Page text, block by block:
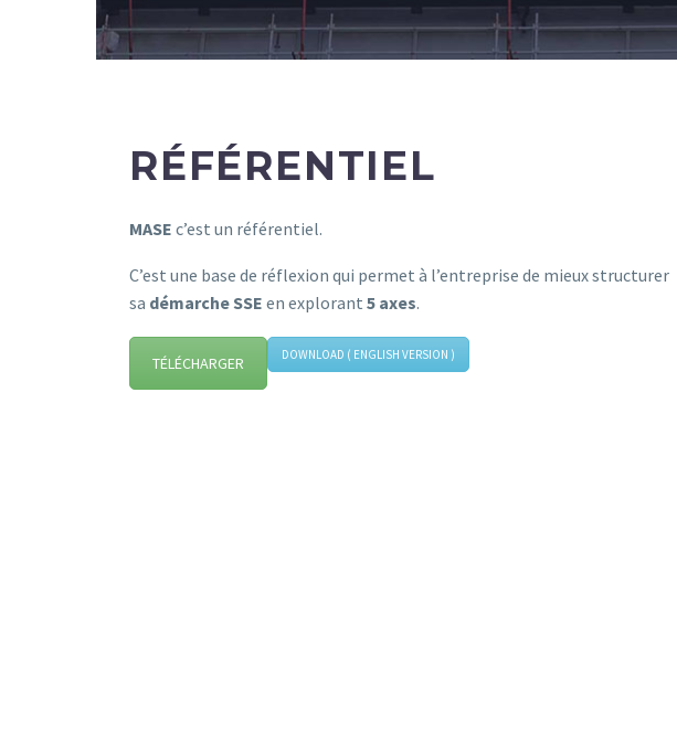
RÉFÉRENTIEL
MASE c’est un référentiel.
C’est une base de réflexion qui permet à l’entreprise de mieux structurer
sa démarche SSE en explorant 5 axes.
TÉLÉCHARGER DOWNLOAD ( ENGLISH VERSION )